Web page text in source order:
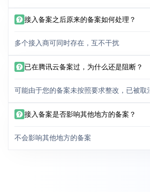
接入备案之后原来的备案如何处理？
多个接入商可同时存在，互不干扰
已在腾讯云备案过，为什么还是阻断？
可能由于您的备案未按照要求整改，已被取
接入备案是否影响其他地方的备案？
不会影响其他地方的备案